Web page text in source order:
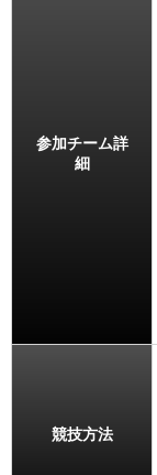
参加チーム詳
細
競技方法